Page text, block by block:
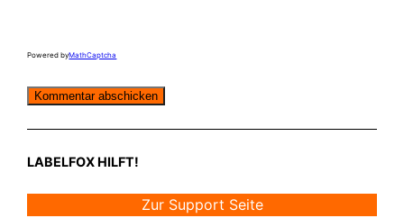
LABELFOX HILFT!
Zur Support Seite
Powered byMathCaptcha